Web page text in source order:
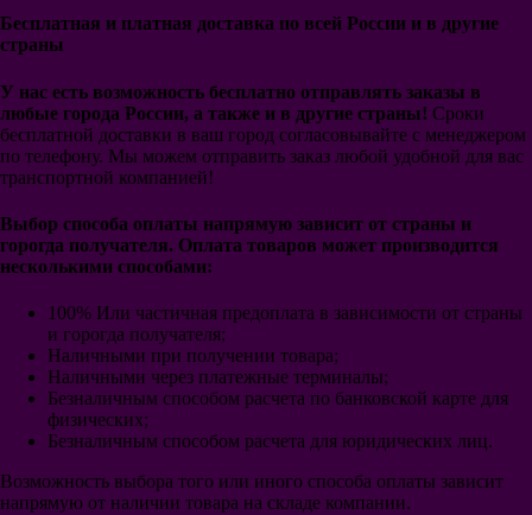
Галатасарай
Сантос
Ривер Плейт
Бока Хуниорс
Црвена Звезда
Аль-Иттихад
Россия
Германия
Аргентина
Бразилия
Португалия
Бельгия
Испания
Франция
Голландия
Польша
Колумбия
Бесплатная и платная доставка по всей России и в другие
страны
У нас есть возможность бесплатно отправлять заказы в
любые города России, а также и в другие страны! Сроки
бесплатной доставки в ваш город согласовывайте с менеджером
по телефону. Мы можем отправить заказ любой удобной для вас
транспортной компанией!
Выбор способа оплаты напрямую зависит от страны и
горогда получателя. Оплата товаров может производится
несколькими способами:
100% Или частичная предоплата в зависимости от страны
и горогда получателя;
Наличными при получении товара;
Наличными через платежные терминалы;
Безналичным способом расчета по банковской карте для
физических;
Безналичным способом расчета для юридических лиц.
Возможность выбора того или иного способа оплаты зависит
напрямую от наличии товара на складе компании.